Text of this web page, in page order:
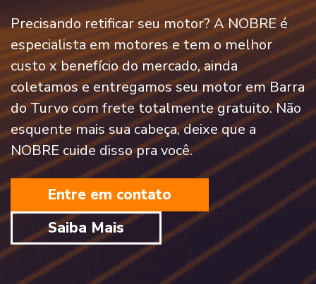
Precisando retificar seu motor? A NOBRE é
especialista em motores e tem o melhor
custo x benefício do mercado, ainda
coletamos e entregamos seu motor em Barra
do Turvo com frete totalmente gratuito. Não
esquente mais sua cabeça, deixe que a
NOBRE cuide disso pra você.
Entre em contato
Saiba Mais